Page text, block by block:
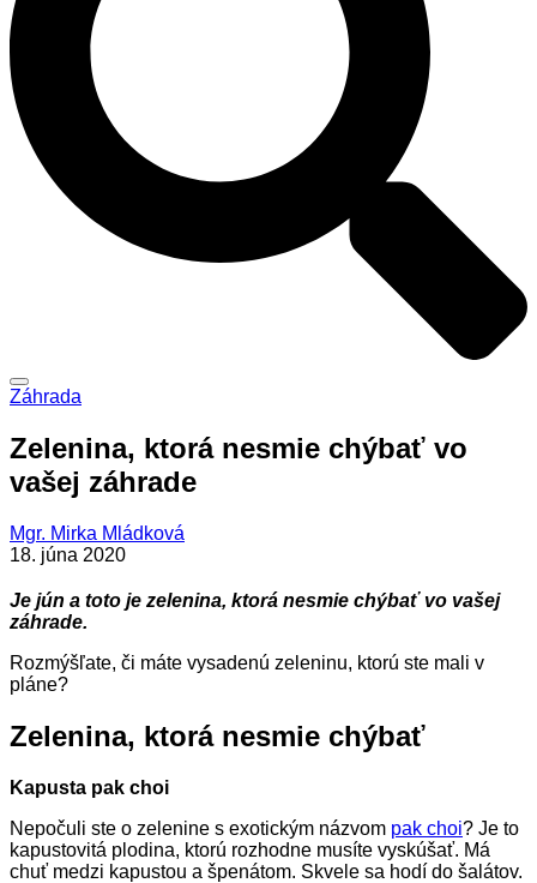
Záhrada
Zelenina, ktorá nesmie chýbať vo
vašej záhrade
Mgr. Mirka Mládková
18. júna 2020
Je jún a toto je zelenina, ktorá nesmie chýbať vo vašej
záhrade.
Rozmýšľate, či máte vysadenú zeleninu, ktorú ste mali v
pláne?
Zelenina, ktorá nesmie chýbať
Kapusta pak choi
Nepočuli ste o zelenine s exotickým názvom pak choi? Je to
kapustovitá plodina, ktorú rozhodne musíte vyskúšať. Má
chuť medzi kapustou a špenátom. Skvele sa hodí do šalátov.